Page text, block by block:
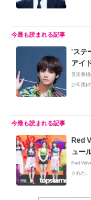
'ステ
アイ
音楽番
少年団)
Red
ュー
Red
された